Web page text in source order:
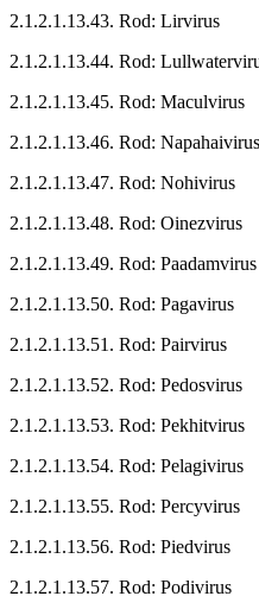
2.1.2.1.13.43. Rod: Lirvirus
2.1.2.1.13.44. Rod:
2.1.2.1.13.45. Rod: Maculvirus
2.1.2.1.13.46. Rod: Napahaivirus
2.1.2.1.13.47. Rod: Nohivirus
2.1.2.1.13.48. Rod: Oinezvirus
2.1.2.1.13.49. Rod: Paadamvirus
2.1.2.1.13.50. Rod: Pagavirus
2.1.2.1.13.51. Rod: Pairvirus
2.1.2.1.13.52. Rod: Pedosvirus
2.1.2.1.13.53. Rod: Pekhitvirus
2.1.2.1.13.54. Rod: Pelagivirus
2.1.2.1.13.55. Rod: Percyvirus
2.1.2.1.13.56. Rod: Piedvirus
2.1.2.1.13.57. Rod: Podivirus